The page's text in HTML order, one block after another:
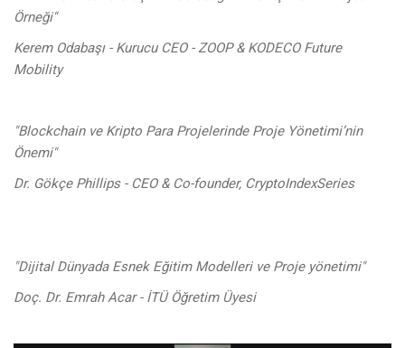
Örneği"
Kerem Odabaşı - Kurucu CEO - ZOOP & KODECO Future
Mobility
"Blockchain ve Kripto Para Projelerinde Proje Yönetimi’nin
Önemi"
Dr. Gökçe Phillips - CEO & Co-founder, CryptoIndexSeries
"Dijital Dünyada Esnek Eğitim Modelleri ve Proje yönetimi"
Doç. Dr. Emrah Acar - İTÜ Öğretim Üyesi